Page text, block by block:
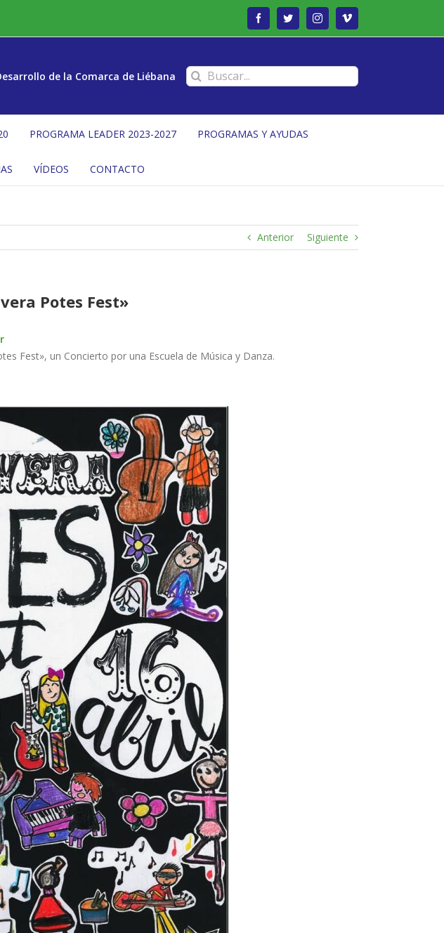
FacebookTwitterInstagramVimeo
de la Comarca de Liébana Buscar:
PROGRAMA LEADER 2023-2027 PROGRAMAS Y AYUDAS
VÍDEOS CONTACTO
Anterior Siguiente
Potes Fest»
Fest», un Concierto por una Escuela de Música y Danza.